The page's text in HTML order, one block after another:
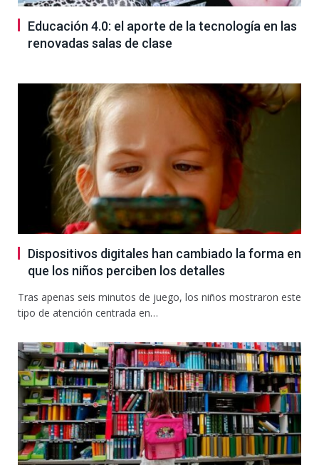
Educación 4.0: el aporte de la tecnología en las
renovadas salas de clase
Dispositivos digitales han cambiado la forma en
que los niños perciben los detalles
Tras apenas seis minutos de juego, los niños mostraron este
tipo de atención centrada en…